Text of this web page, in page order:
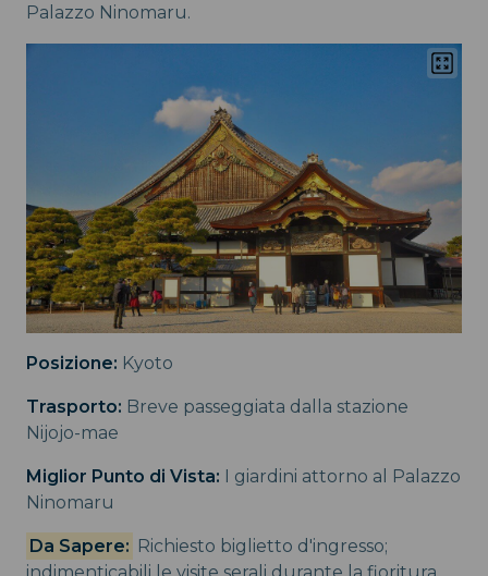
Palazzo Ninomaru.
Posizione: Kyoto
Trasporto: Breve passeggiata dalla stazione
Nijojo-mae
Miglior Punto di Vista: I giardini attorno al Palazzo
Ninomaru
Da Sapere: Richiesto biglietto d'ingresso;
indimenticabili le visite serali durante la fioritura